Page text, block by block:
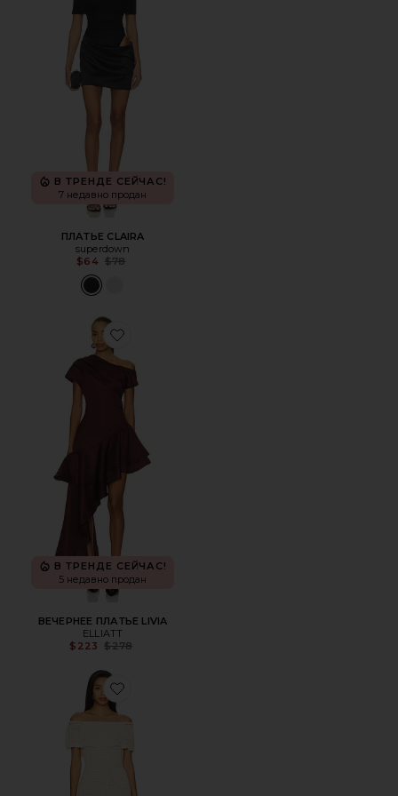
В ТРЕНДЕ СЕЙЧАС!
7 недавно продан
ПЛАТЬЕ CLAIRA
superdown
$64 Previous price:
$78
Favorite ВЕЧЕРНЕЕ ПЛАТЬЕ LIVIA
В ТРЕНДЕ СЕЙЧАС!
5 недавно продан
ВЕЧЕРНЕЕ ПЛАТЬЕ LIVIA
ELLIATT
$223
Previous price:
$278
Favorite ПЛАТЬЕ МИДИ WILDA